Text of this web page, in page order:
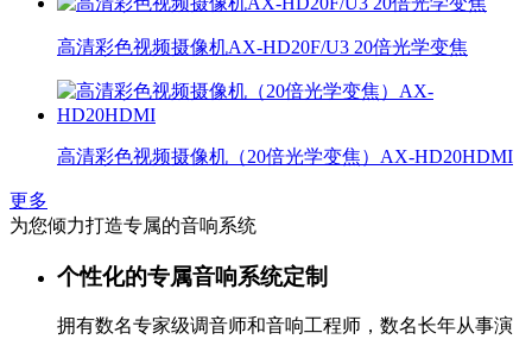
高清彩色视频摄像机AX-HD20F/U3 20倍光学变焦
高清彩色视频摄像机（20倍光学变焦）AX-HD20HDMI
更多
为您倾力打造专属的音响系统
个性化的专属音响系统定制
拥有数名专家级调音师和音响工程师，数名长年从事演